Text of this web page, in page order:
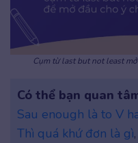
Cụm từ last but not least
Có thể bạn quan
Sau enough là to V
Thì quá khứ đơn là gì